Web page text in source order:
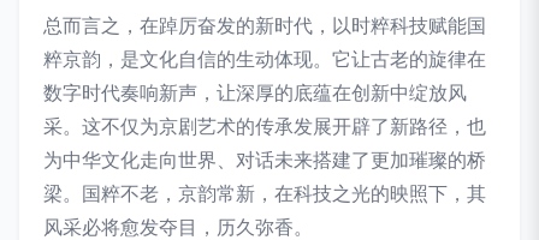
总而言之，在踔厉奋发的新时代，以时粹科技赋能国
粹京韵，是文化自信的生动体现。它让古老的旋律在
数字时代奏响新声，让深厚的底蕴在创新中绽放风
采。这不仅为京剧艺术的传承发展开辟了新路径，也
为中华文化走向世界、对话未来搭建了更加璀璨的桥
梁。国粹不老，京韵常新，在科技之光的映照下，其
风采必将愈发夺目，历久弥香。